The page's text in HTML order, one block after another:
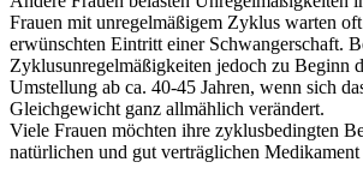
Frauen mit unregelmäßigem Zyklus warten
erwünschten Eintritt einer Schwangerschaft.
Zyklusunregelmäßigkeiten jedoch zu Beginn
Umstellung ab ca. 40-45 Jahren, wenn sich
Gleichgewicht ganz allmählich verändert.
Viele Frauen möchten ihre zyklusbedingten
natürlichen und gut verträglichen Medikament